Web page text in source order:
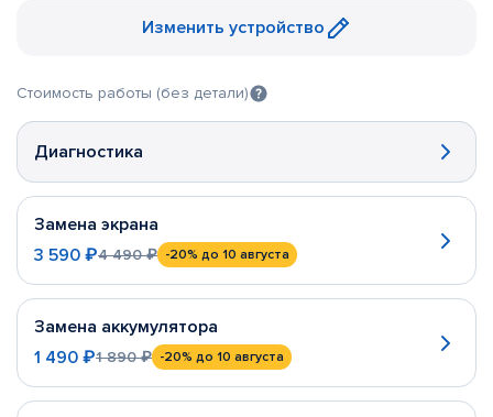
Изменить устройство
Стоимость работы (без детали)
Диагностика
Замена экрана
3 590 ₽4 490 ₽ -20% до 10 августа
Замена аккумулятора
1 490 ₽1 890 ₽ -20% до 10 августа